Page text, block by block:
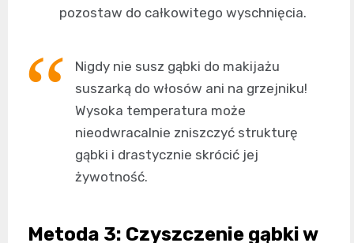
pozostaw do całkowitego wyschnięcia.
Nigdy nie susz gąbki do makijażu
suszarką do włosów ani na grzejniku!
Wysoka temperatura może
nieodwracalnie zniszczyć strukturę
gąbki i drastycznie skrócić jej
żywotność.
Metoda 3: Czyszczenie gąbki w